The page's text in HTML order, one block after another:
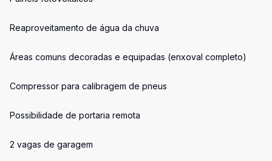
Reaproveitamento de água da chuva
Áreas comuns decoradas e equipadas (enxoval completo)
Compressor para calibragem de pneus
Possibilidade de portaria remota
2 vagas de garagem